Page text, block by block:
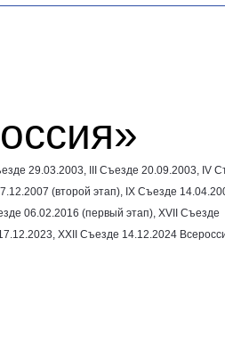
29.03.2003, III Съезде 20.09.2003, IV
(второй этап), IX Съезде
06.02.2016 (первый этап), XVII Съезде
, XXII Съезде 14.12.2024